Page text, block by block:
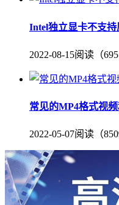
Intel独立显卡不支
2022-08-15阅读（
常见的MP4格式视
2022-05-07阅读（